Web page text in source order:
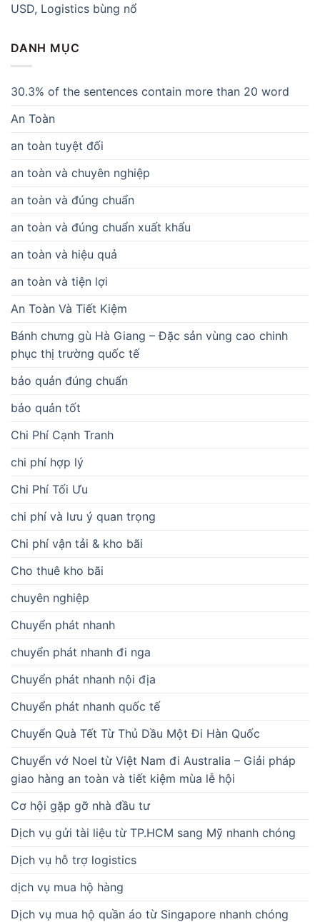
USD, Logistics bùng nổ
DANH MỤC
30.3% of the sentences contain more than 20 word
An Toàn
an toàn tuyệt đối
an toàn và chuyên nghiệp
an toàn và đúng chuẩn
an toàn và đúng chuẩn xuất khẩu
an toàn và hiệu quả
an toàn và tiện lợi
An Toàn Và Tiết Kiệm
Bánh chưng gù Hà Giang – Đặc sản vùng cao chinh
phục thị trường quốc tế
bảo quản đúng chuẩn
bảo quản tốt
Chi Phí Cạnh Tranh
chi phí hợp lý
Chi Phí Tối Ưu
chi phí và lưu ý quan trọng
Chi phí vận tải & kho bãi
Cho thuê kho bãi
chuyên nghiệp
Chuyển phát nhanh
chuyển phát nhanh đi nga
Chuyển phát nhanh nội địa
Chuyển phát nhanh quốc tế
Chuyển Quà Tết Từ Thủ Dầu Một Đi Hàn Quốc
Chuyển vớ Noel từ Việt Nam đi Australia – Giải pháp
giao hàng an toàn và tiết kiệm mùa lễ hội
Cơ hội gặp gỡ nhà đầu tư
Dịch vụ gửi tài liệu từ TP.HCM sang Mỹ nhanh chóng
Dịch vụ hỗ trợ logistics
dịch vụ mua hộ hàng
Dịch vụ mua hộ quần áo từ Singapore nhanh chóng